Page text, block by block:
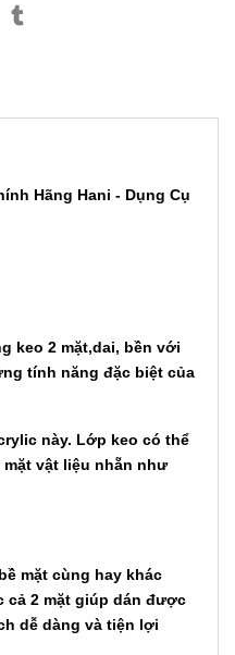
Hãng Hani - Dụng Cụ
keo 2 mặt,dai, bền với
tính năng đặc biệt của
này. Lớp keo có thể
vật liệu nhẵn như
mặt cùng hay khác
cả 2 mặt giúp dán được
dễ dàng và tiện lợi